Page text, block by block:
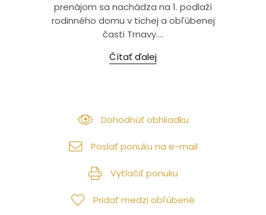
prenájom sa nachádza na 1. podlaží
rodinného domu v tichej a obľúbenej
časti Trnavy....
Čítať ďalej
Dohodnúť obhliadku
Poslať ponuku na e-mail
Vytlačiť ponuku
Pridať medzi obľúbené